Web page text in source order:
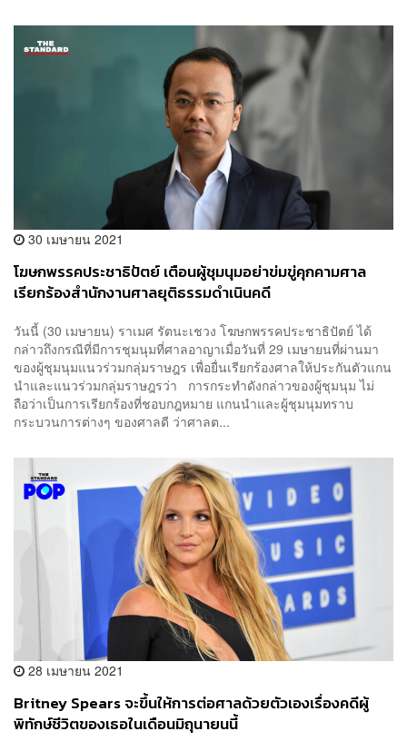
30 เมษายน 2021
โฆษกพรรคประชาธิปัตย์ เตือนผู้ชุมนุมอย่าข่มขู่คุกคามศาล
เรียกร้องสำนักงานศาลยุติธรรมดำเนินคดี
วันนี้ (30 เมษายน) ราเมศ รัตนะเชวง โฆษกพรรคประชาธิปัตย์ ได้
กล่าวถึงกรณีที่มีการชุมนุมที่ศาลอาญาเมื่อวันที่ 29 เมษายนที่ผ่านมา
ของผู้ชุมนุมแนวร่วมกลุ่มราษฎร เพื่อยื่นเรียกร้องศาลให้ประกันตัวแกน
นำและแนวร่วมกลุ่มราษฎรว่า การกระทำดังกล่าวของผู้ชุมนุม ไม่
ถือว่าเป็นการเรียกร้องที่ชอบกฎหมาย แกนนำและผู้ชุมนุมทราบ
กระบวนการต่างๆ ของศาลดี ว่าศาลต...
28 เมษายน 2021
Britney Spears จะขึ้นให้การต่อศาลด้วยตัวเองเรื่องคดีผู้
พิทักษ์ชีวิตของเธอในเดือนมิถุนายนนี้